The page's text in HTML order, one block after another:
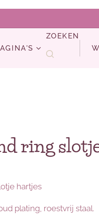
ZOEKEN
ring
hartjes
plating, roestvrij staal.